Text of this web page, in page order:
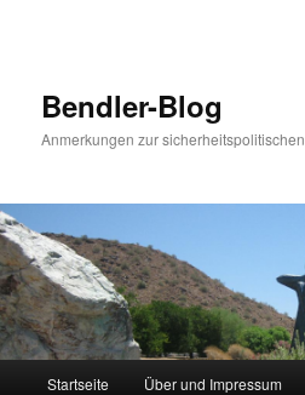
Bendler-Blog
Anmerkungen zur
Startseite Über und Impressum